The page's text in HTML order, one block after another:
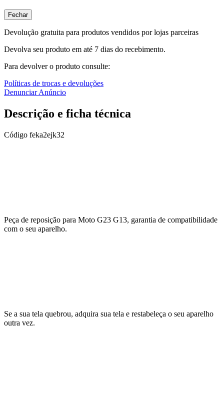
Fechar
Devolução gratuita para produtos vendidos por lojas parceiras
Devolva seu produto em até 7 dias do recebimento.
Para devolver o produto consulte:
Políticas de trocas e devoluções
Denunciar Anúncio
Descrição e ficha técnica
Código feka2ejk32
Peça de reposição para Moto G23 G13, garantia de compatibilidade
com o seu aparelho.
Se a sua tela quebrou, adquira sua tela e restabeleça o seu aparelho
outra vez.